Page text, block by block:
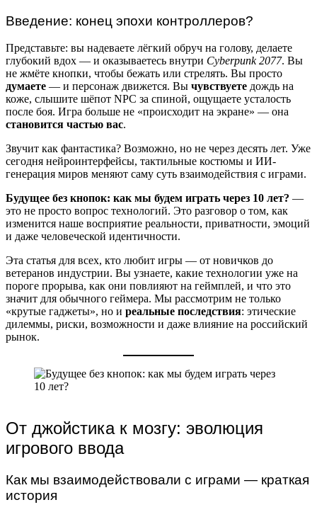
Введение: конец эпохи контроллеров?
Представьте: вы надеваете лёгкий обруч на голову, делаете
глубокий вдох — и оказываетесь внутри Cyberpunk 2077. Вы
не жмёте кнопки, чтобы бежать или стрелять. Вы просто
думаете — и персонаж движется. Вы чувствуете дождь на
коже, слышите шёпот NPC за спиной, ощущаете усталость
после боя. Игра больше не «происходит на экране» — она
становится частью вас.
Звучит как фантастика? Возможно, но не через десять лет. Уже
сегодня нейроинтерфейсы, тактильные костюмы и ИИ-
генерация миров меняют саму суть взаимодействия с играми.
Будущее без кнопок: как мы будем играть через 10 лет? —
это не просто вопрос технологий. Это разговор о том, как
изменится наше восприятие реальности, приватности, эмоций
и даже человеческой идентичности.
Эта статья для всех, кто любит игры — от новичков до
ветеранов индустрии. Вы узнаете, какие технологии уже на
пороге прорыва, как они повлияют на геймплей, и что это
значит для обычного геймера. Мы рассмотрим не только
«крутые гаджеты», но и реальные последствия: этические
дилеммы, риски, возможности и даже влияние на российский
рынок.
От джойстика к мозгу: эволюция
игрового ввода
Как мы взаимодействовали с играми — краткая
история